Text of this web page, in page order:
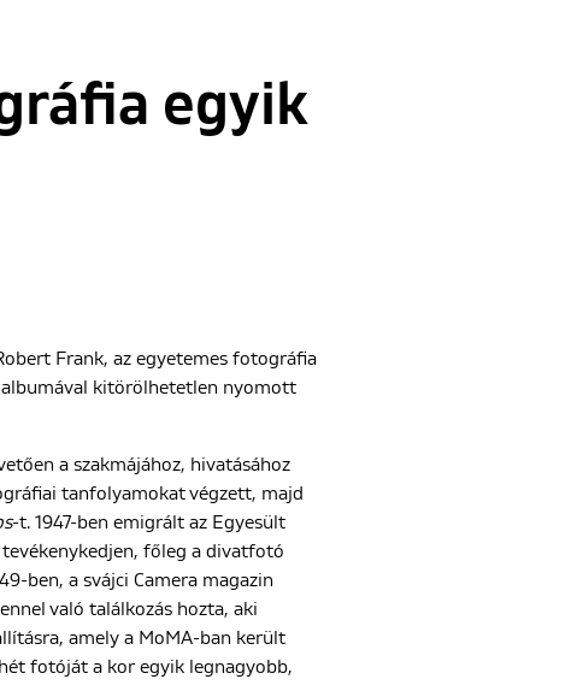
egyik
Frank, az egyetemes fotográfia
kitörölhetetlen nyomott
a szakmájához, hivatásához
tanfolyamokat végzett, majd
-t. 1947-ben emigrált az Egyesült
főleg a divatfotó
ben, a svájci Camera magazin
való találkozás hozta, aki
amely a MoMA-ban került
fotóját a kor egyik legnagyobb,